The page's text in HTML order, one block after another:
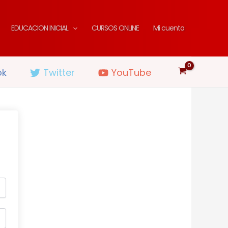
EDUCACION INICIAL CURSOS ONLINE Mi cuenta
Twitter YouTube